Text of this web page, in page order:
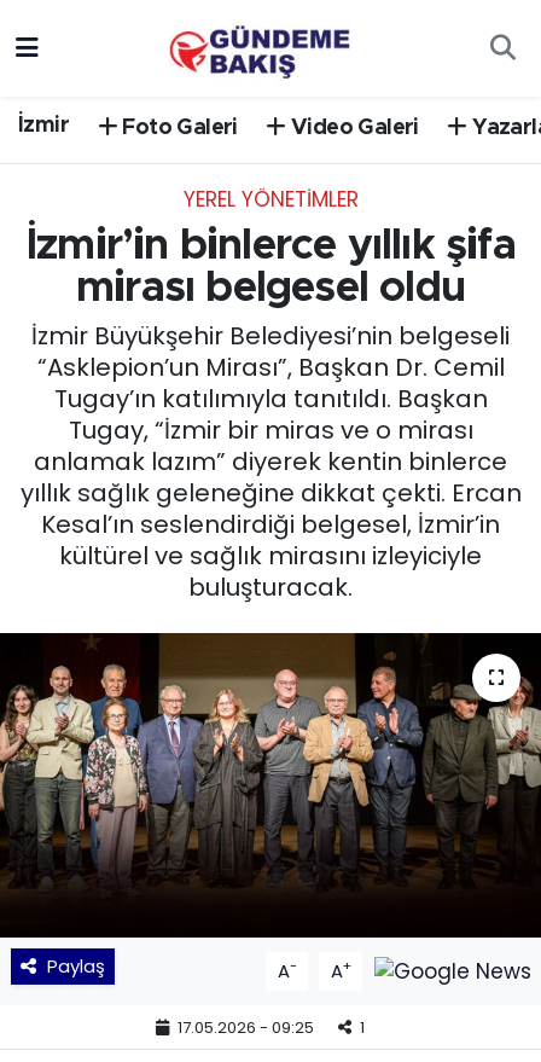
İzmir Foto Galeri Video Galeri
YEREL YÖNETİMLER
İzmir’in binlerce yıllık şifa
mirası belgesel oldu
İzmir Büyükşehir Belediyesi’nin belgeseli
“Asklepion’un Mirası”, Başkan Dr. Cemil
Tugay’ın katılımıyla tanıtıldı. Başkan
Tugay, “İzmir bir miras ve o mirası
anlamak lazım” diyerek kentin binlerce
yıllık sağlık geleneğine dikkat çekti. Ercan
Kesal’ın seslendirdiği belgesel, İzmir’in
kültürel ve sağlık mirasını izleyiciyle
buluşturacak.
Paylaş A- A+
17.05.2026 - 09:25 1
EGE
EĞİTİM
EKONOMİ
English News
GÜNCEL
KÜLTÜR SANAT
MAGAZİN
POLİTİKA
SAĞLIK
Siyaset
SPOR
TEKNOLOJİ
Trafik Durumu
Süper Lig Puan Durumu ve Fikstür
Tüm Manşetler
Son Dakika Haberleri
Haber Arşivi